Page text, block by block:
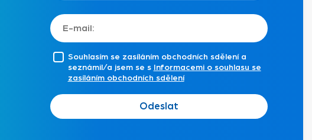
Souhlasím se zasíláním obchodních sdělení a
seznámil/a jsem se s
Informacemi o souhlasu se
zasíláním obchodních sdělení
Odeslat